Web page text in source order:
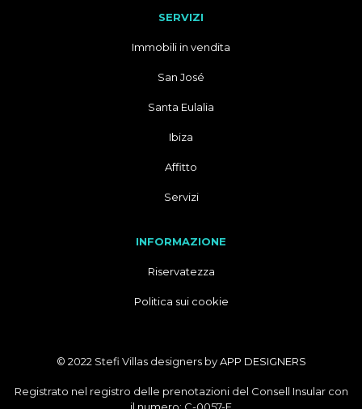
SERVIZI
Immobili in vendita
San José
Santa Eulalia
Ibiza
Affitto
Servizi
INFORMAZIONE
Riservatezza
Politica sui cookie
© 2022 Stefi Villas designers byAPP DESIGNERS
Registrato nel registro delle prenotazioni del Consell Insular con
il numero: C-0057-E